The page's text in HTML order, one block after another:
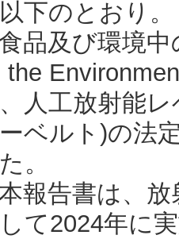
下のとおり。
品及び環境中
the
人工放射能
ベルト)の法
。
報告書は、放
て2024年に